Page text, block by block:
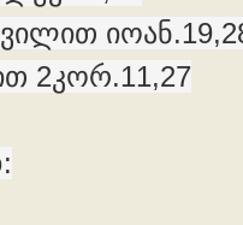
2კორ.11,27